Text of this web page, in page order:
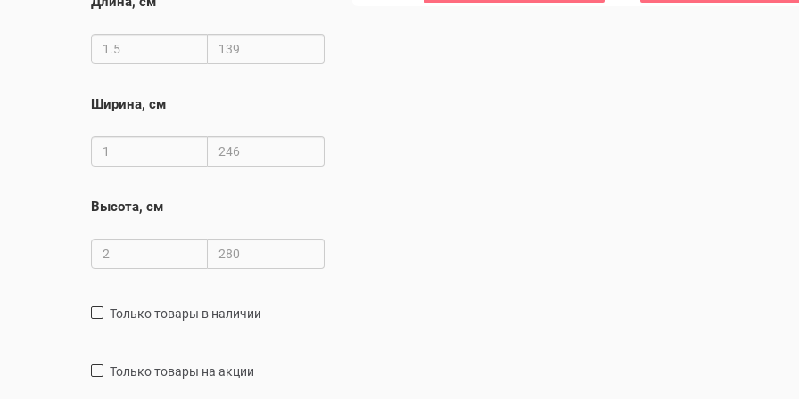
Ширина, см
Высота, см
только товары в наличии
только товары на акции